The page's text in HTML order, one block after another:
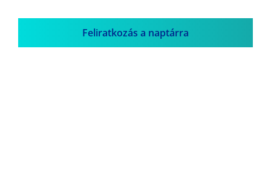
Feliratkozás a naptárra